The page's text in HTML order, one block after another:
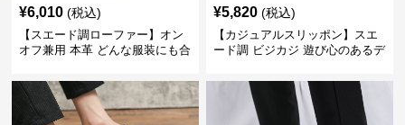
¥6,010 (税込)
【スエード調ローファー】オン
オフ兼用 本革 どんな服装にも合
供
¥5,820 (税込)
【カジュアルスリッポン】スエ
ード調 ビジカジ 遊び心のあるデ
表現